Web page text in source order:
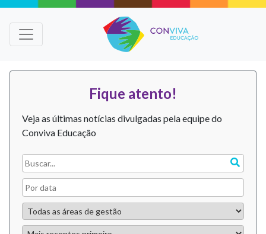
Fique atento!
Veja as últimas notícias divulgadas pela equipe do
Conviva Educação